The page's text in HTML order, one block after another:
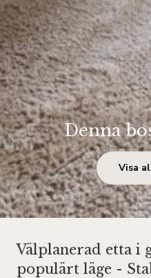
Denna
Visa
Välplanerad etta i
populärt läge -